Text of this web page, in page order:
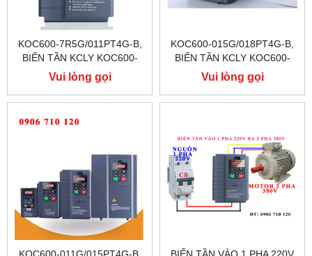
KOC600-7R5G/011PT4G-B,
BIẾN TẦN KCLY KOC600-
7R5G/011PT4G-B
Vui lòng gọi
KOC600-015G/018PT4G-B,
BIẾN TẦN KCLY KOC600-
015G/018PT4G-B
Vui lòng gọi
KOC600-011G/015PT4G-B,
BIẾN TẦN VÀO 1 PHA 220V